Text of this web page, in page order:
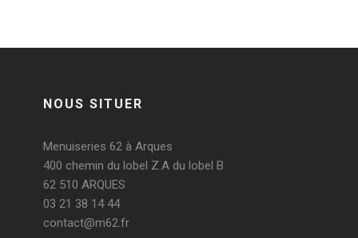
NOUS SITUER
Menuiseries 62 à Arques
400 chemin du lobel Z.A du lobel B
62 510 ARQUES
03 21 38 14 44
contact@m62.fr